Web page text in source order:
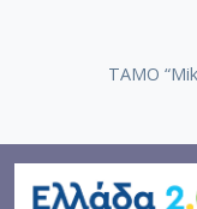
TAMO